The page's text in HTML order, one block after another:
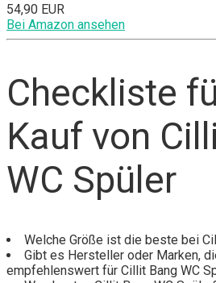
54,90 EUR
Bei Amazon ansehen
Checkliste
Kauf von
WC Spüler
Welche Größe ist die beste bei
Gibt es Hersteller oder Marken,
empfehlenswert für Cillit Bang WC